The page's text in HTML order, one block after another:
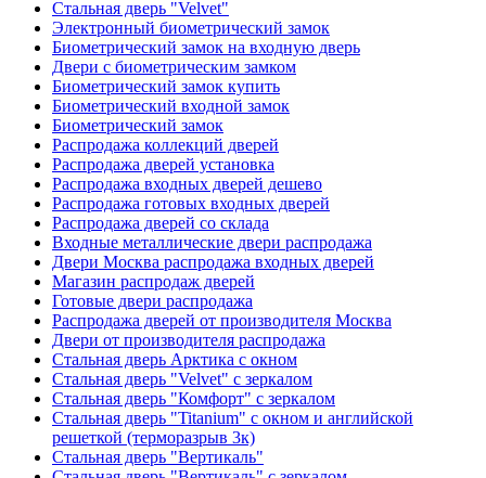
Стальная дверь "Velvet"
Электронный биометрический замок
Биометрический замок на входную дверь
Двери с биометрическим замком
Биометрический замок купить
Биометрический входной замок
Биометрический замок
Распродажа коллекций дверей
Распродажа дверей установка
Распродажа входных дверей дешево
Распродажа готовых входных дверей
Распродажа дверей со склада
Входные металлические двери распродажа
Двери Москва распродажа входных дверей
Магазин распродаж дверей
Готовые двери распродажа
Распродажа дверей от производителя Москва
Двери от производителя распродажа
Стальная дверь Арктика с окном
Стальная дверь "Velvet" с зеркалом
Стальная дверь "Комфорт" с зеркалом
Стальная дверь "Titanium" с окном и английской
решеткой (терморазрыв 3к)
Стальная дверь "Вертикаль"